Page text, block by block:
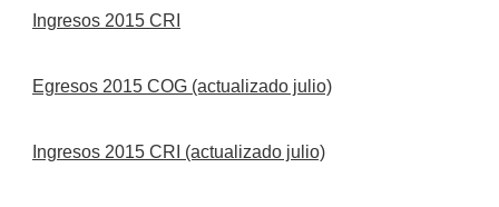
Ingresos 2015 CRI
Egresos 2015 COG (actualizado julio)
Ingresos 2015 CRI (actualizado julio)